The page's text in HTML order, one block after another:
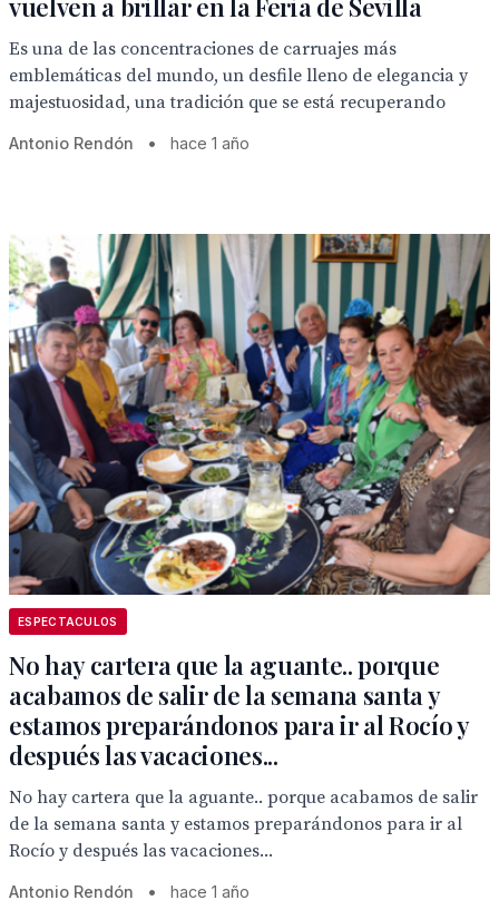
vuelven a brillar en la Feria de Sevilla
Es una de las concentraciones de carruajes más
emblemáticas del mundo, un desfile lleno de elegancia y
majestuosidad, una tradición que se está recuperando
Antonio Rendón • hace 1 año
ESPECTACULOS
No hay cartera que la aguante.. porque
acabamos de salir de la semana santa y
estamos preparándonos para ir al Rocío y
después las vacaciones...
No hay cartera que la aguante.. porque acabamos de salir
de la semana santa y estamos preparándonos para ir al
Rocío y después las vacaciones...
Antonio Rendón • hace 1 año